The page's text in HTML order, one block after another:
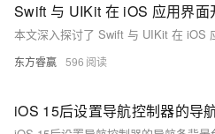
东方睿赢 596
iOS 15后设置导航控制器的导